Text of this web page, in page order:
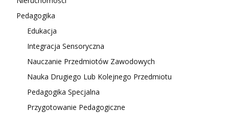
Pedagogika
Edukacja
Integracja Sensoryczna
Nauczanie Przedmiotów Zawodowych
Nauka Drugiego Lub Kolejnego Przedmiotu
Pedagogika Specjalna
Przygotowanie Pedagogiczne